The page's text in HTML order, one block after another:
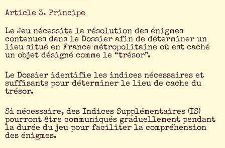
Article 3. Principe​
Le Jeu nécessite la résolution des énigmes
contenues dans le Dossier afin de déterminer un
lieu situé en France métropolitaine où est caché
un objet désigné comme le “trésor”.
Le Dossier identifie les indices nécessaires et
suffisants pour déterminer le lieu de cache du
trésor.
Si nécessaire, des Indices Supplémentaires (IS)
pourront être communiqués graduellement pendant
la durée du jeu pour faciliter la compréhension
des énigmes.